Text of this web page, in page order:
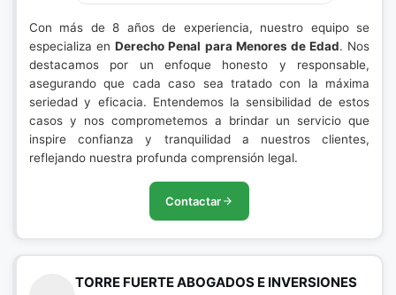
Con más de 8 años de experiencia, nuestro equipo se
especializa enDerecho Penal para Menores de Edad. Nos
destacamos por un enfoque honesto y responsable,
asegurando que cada caso sea tratado con la máxima
seriedad y eficacia. Entendemos la sensibilidad de estos
casos y nos comprometemos a brindar un servicio que
inspire confianza y tranquilidad a nuestros clientes,
reflejando nuestra profunda comprensión legal.
Contactar
TORRE FUERTE ABOGADOS E INVERSIONES